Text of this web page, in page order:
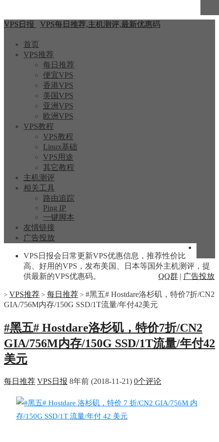
VPS日报 VPS每日推荐,主机测评,最新优惠码
首页
VPS推荐
每日推荐
便宜VPS
香港VPS
美国VPS
亚洲VPS
欧洲VPS
VPS教程
VPS教程
Linux基础
VPS用途
其它教程
主机测评
相关工具
路由追踪
Ping IP
一键脚本
友情链接
广告投放
VPS日报会日常更新VPS优惠信息，推荐性价比
高、好用的VPS，发布美国、日本等国外主机测评，提
供最新的VPS优惠码。
QQ群 | 广告投放
> VPS推荐 > 每日推荐 > #黑五# Hostdare洛杉矶，特价7折/CN2
GIA/756M内存/150G SSD/1T流量/年付42美元
#黑五# Hostdare洛杉矶，特价7折/CN2
GIA/756M内存/150G SSD/1T流量/年付42
美元
每日推荐 VPS日报 8年前 (2018-11-21) 0个评论